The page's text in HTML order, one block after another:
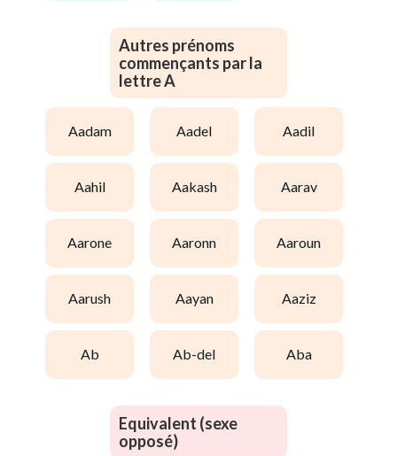
Autres prénoms
commençants par la
lettre A
aadam aadel aadil
aahil aakash aarav
aarone aaronn aaroun
aarush aayan aaziz
ab ab-del aba
Equivalent (sexe
opposé)